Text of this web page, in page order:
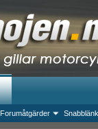
Forumåtgärder